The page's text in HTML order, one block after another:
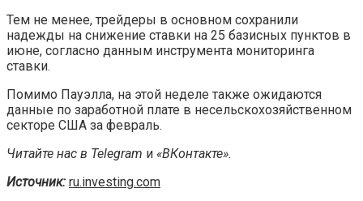
Тем не менее, трейдеры в основном сохранили
надежды на снижение ставки на 25 базисных пунктов в
июне, согласно данным инструмента мониторинга
ставки.
Помимо Пауэлла, на этой неделе также ожидаются
данные по заработной плате в несельскохозяйственном
секторе США за февраль.
Читайте нас в Telegram и «ВКонтакте».
Источник: ru.investing.com